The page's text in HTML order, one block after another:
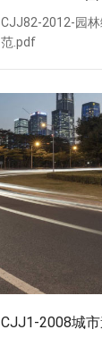
CJJ82-2012-园
范.pdf